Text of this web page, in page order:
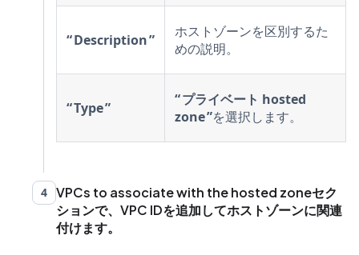
Description
ホストゾーンを区別するた
めの説明。
Type
プライベート hosted
zone を選択します。
4 VPCs to associate with the hosted zoneセク
ションで、VPC IDを追加してホストゾーンに関連
付けます。